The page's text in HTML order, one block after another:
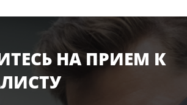
НА ПРИЕМ К